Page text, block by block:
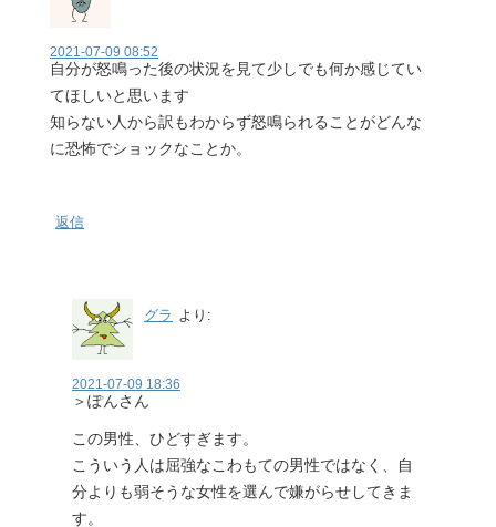
2021-07-09 08:52
自分が怒鳴った後の状況を見て少しでも何か感じてい
てほしいと思います
知らない人から訳もわからず怒鳴られることがどんな
に恐怖でショックなことか。
返信
グラ より:
2021-07-09 18:36
＞ぽんさん
この男性、ひどすぎます。
こういう人は屈強なこわもての男性ではなく、自
分よりも弱そうな女性を選んで嫌がらせしてきま
す。